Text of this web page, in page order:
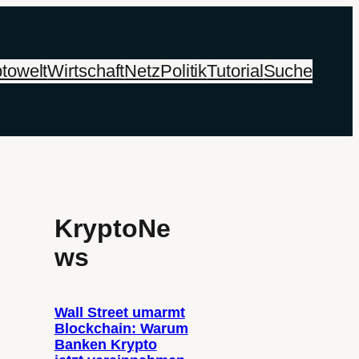
WirtschaftNetzPolitikTutorialSuche
KryptoNe
ws
Wall Street umarmt
Blockchain: Warum
Banken Krypto